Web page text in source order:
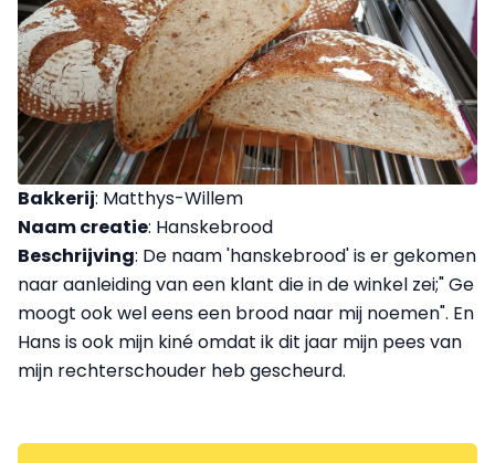
Bakkerij: Matthys-Willem
Naam creatie: Hanskebrood
Beschrijving: De naam 'hanskebrood' is er gekomen
naar aanleiding van een klant die in de winkel zei;" Ge
moogt ook wel eens een brood naar mij noemen". En
Hans is ook mijn kiné omdat ik dit jaar mijn pees van
mijn rechterschouder heb gescheurd.